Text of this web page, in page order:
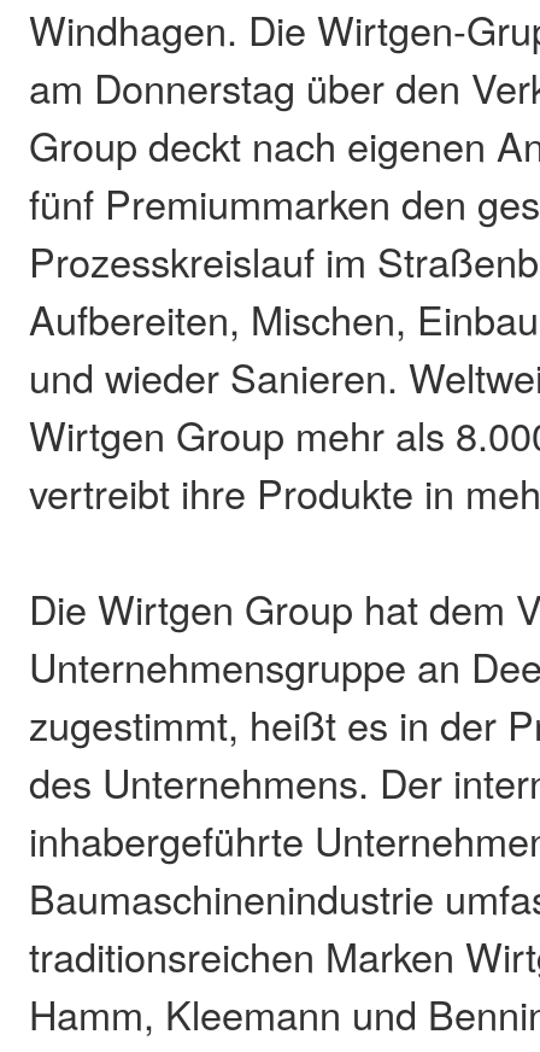
Windhagen. Die Wirtgen-
am Donnerstag über den
Group deckt nach eigenen
fünf Premiummarken den
Prozesskreislauf im
Aufbereiten, Mischen,
und wieder Sanieren.
Wirtgen Group mehr als
vertreibt ihre Produkte in
Die Wirtgen Group hat dem
Unternehmensgruppe an
zugestimmt, heißt es in der
des Unternehmens. Der
inhabergeführte
Baumaschinenindustrie
traditionsreichen Marken
Hamm, Kleemann und